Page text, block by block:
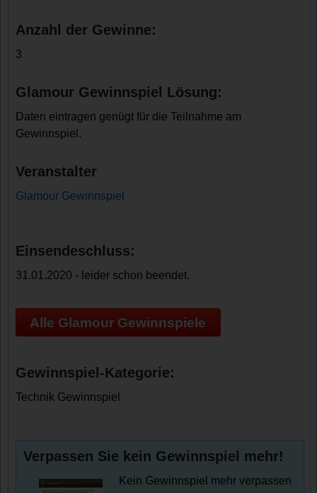
Anzahl der Gewinne:
3
Glamour Gewinnspiel Lösung:
Daten eintragen genügt für die Teilnahme am
Gewinnspiel.
Veranstalter
Glamour Gewinnspiel
Einsendeschluss:
31.01.2020 - leider schon beendet.
Alle Glamour Gewinnspiele
Gewinnspiel-Kategorie:
Technik Gewinnspiel
Verpassen Sie kein Gewinnspiel mehr!
Kein Gewinnspiel mehr verpassen